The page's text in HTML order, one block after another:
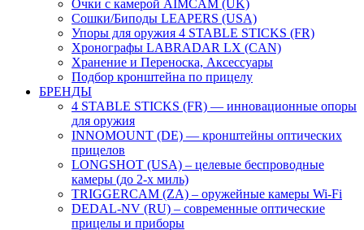
Очки с камерой AIMCAM (UK)
Сошки/Биподы LEAPERS (USA)
Упоры для оружия 4 STABLE STICKS (FR)
Хронографы LABRADAR LX (CAN)
Хранение и Переноска, Аксессуары
Подбор кронштейна по прицелу
БРЕНДЫ
4 STABLE STICKS (FR) — инновационные опоры
для оружия
INNOMOUNT (DE) — кронштейны оптических
прицелов
LONGSHOT (USA) – целевые беспроводные
камеры (до 2-х миль)
TRIGGERCAM (ZA) – оружейные камеры Wi-Fi
DEDAL-NV (RU) – современные оптические
прицелы и приборы